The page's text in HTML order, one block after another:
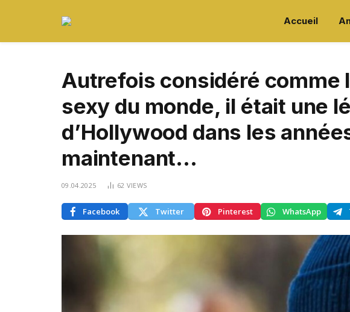
Accueil
Autrefois considéré comme
sexy du monde, il était une
d’Hollywood dans les
maintenant…
09.04.2025 62 VIEWS
Facebook Twitter Pinterest WhatsApp